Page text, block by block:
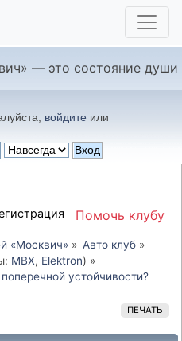
— это состояние души
войдите или
Помочь клубу
«Москвич» » Авто клуб»
MBX, Elektron) »
устойчивости?
ПЕЧАТЬ